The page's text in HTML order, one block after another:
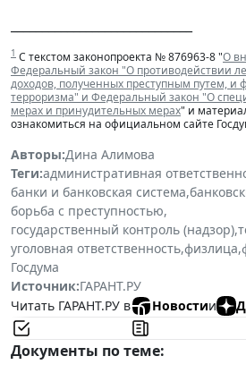
1 С текстом законопроекта № 876963-8 "О
Федеральный закон "О противодействии
доходов, полученных преступным путем,
терроризма" и Федеральный закон "О
мерах и принудительных мерах" и
ознакомиться на официальном сайте
Авторы:Дина Алимова
Теги:административная
банки и банковская система,
борьба с преступностью,
государственный контроль (надзор),
уголовная ответственность,физлица,
Госдума
Источник:ГАРАНТ.РУ
Читать ГАРАНТ.РУ в
Новостии
Документы по теме: